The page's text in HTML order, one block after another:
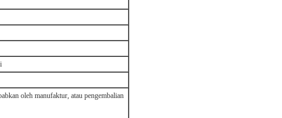
oleh manufaktur, atau pengembalian